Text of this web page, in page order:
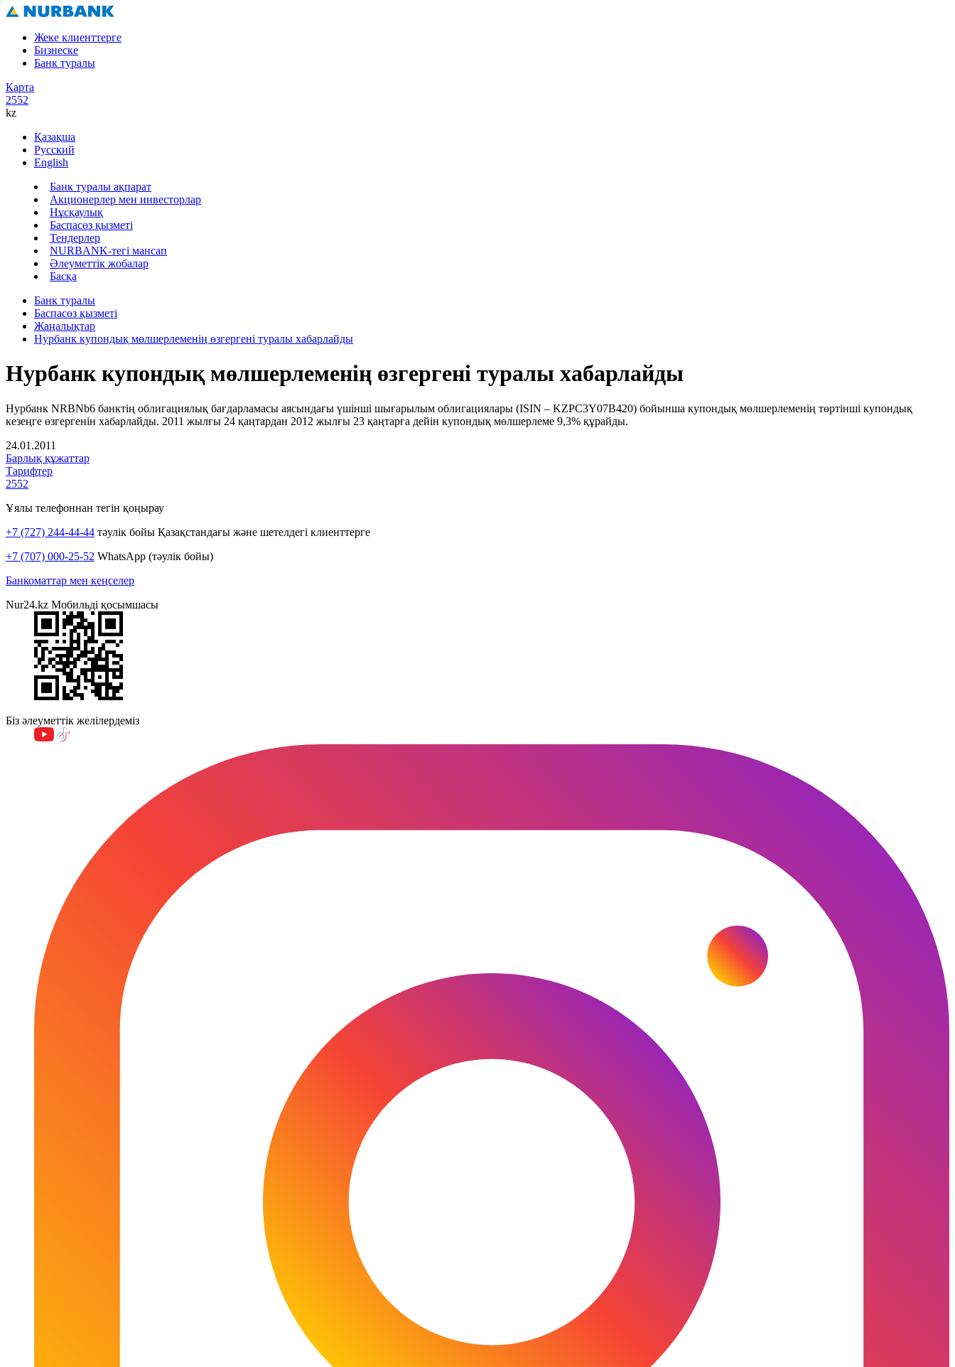
Жеке клиенттерге
Бизнеске
Банк туралы
Карта
2552
kz
Қазақша
Русский
English
Банк туралы ақпарат
Акционерлер мен инвесторлар
Нұсқаулық
Баспасөз қызметі
Тендерлер
NURBANK-тегі мансап
Әлеуметтік жобалар
Басқа
Банк туралы
Баспасөз қызметі
Жаңалықтар
Нурбанк купондық мөлшерлеменің өзгергені туралы хабарлайды
Нурбанк купондық мөлшерлеменің өзгергені туралы хабарлайды
Нурбанк NRBNb6 банктің облигациялық бағдарламасы аясындағы үшінші шығарылым облигациялары (ISIN – KZPC3Y07B420) бойынша купондық мөлшерлеменің төртінші купондық
кезеңге өзгергенін хабарлайды. 2011 жылғы 24 қаңтардан 2012 жылғы 23 қаңтарға дейін купондық мөлшерлеме 9,3% құрайды.
24.01.2011
Барлық құжаттар
Тарифтер
2552
Ұялы телефоннан тегін қоңырау
+7 (727) 244-44-44 тәулік бойы Қазақстандағы және шетелдегі клиенттерге
+7 (707) 000-25-52 WhatsApp (тәулік бойы)
Банкоматтар мен кеңселер
Nur24.kz Мобильді қосымшасы
Біз әлеуметтік желілердеміз